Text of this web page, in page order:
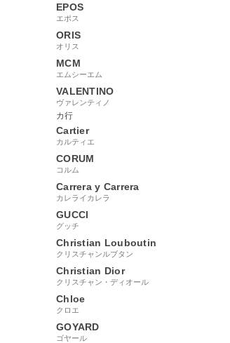
EPOS
エポス
ORIS
オリス
MCM
エムシーエム
VALENTINO
ヴァレンティノ
カ行
Cartier
カルティエ
CORUM
コルム
Carrera y Carrera
カレライカレラ
GUCCI
グッチ
Christian Louboutin
クリスチャンルブタン
Christian Dior
クリスチャン・ディオール
Chloe
クロエ
GOYARD
ゴヤール